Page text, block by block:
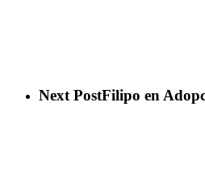
Next PostFilipo en